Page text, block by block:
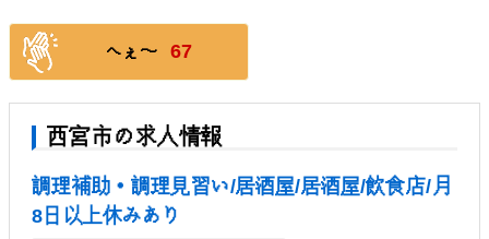
へぇ〜 67
西宮市の求人情報
調理補助・調理見習い/居酒屋/居酒屋/飲食店/月
8日以上休みあり